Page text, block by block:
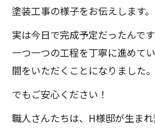
塗装工事の様子をお伝えします。
実は今日で完成予定だったんで
一つ一つの工程を丁寧に進めて
間をいただくことになりました。
でもご安心ください！
職人さんたちは、H様邸が生ま